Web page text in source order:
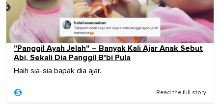
"Panggil Ayah Jelah" – Banyak Kali Ajar Anak Sebut
Abi, Sekali Dia Panggil B*bi Pula
Haih sia-sia bapak dia ajar.
Read the full story